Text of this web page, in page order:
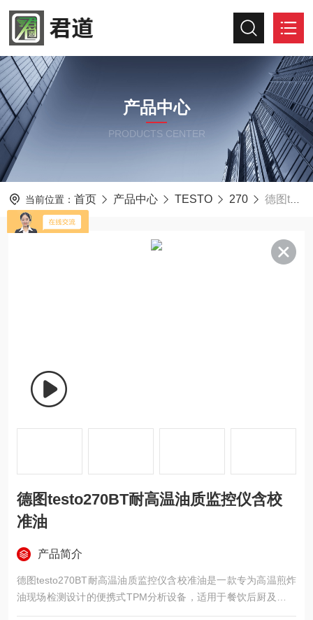
产品中心
PRODUCTS CENTER
当前位置： 首页 产品中心 TESTO 270 德图testo270BT耐高温油质监控仪含校准油
德图testo270BT耐高温油质监控仪含校
准油
产品简介
德图testo270BT耐高温油质监控仪含校准油是一款专为高温煎炸
油现场检测设计的便携式TPM分析设备，适用于餐饮后厨及食品
加工生产线。套装内含主机、收纳箱、标定油及校准报告，开箱